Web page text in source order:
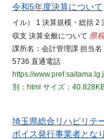
令和5年度決算について
イル） 1 決算規模・総括 2
収支 決算全般について 県
課所名：会計管理課 担当
5736 直通電話
https://
別：html サイズ：
埼玉県総合リハビリテ
ボイス発行事業者とな